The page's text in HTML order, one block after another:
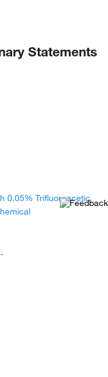
Statements
0.05% Trifluoroacetic